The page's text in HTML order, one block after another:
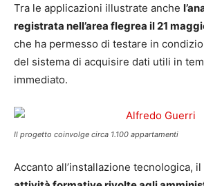
Tra le applicazioni illustrate anche
registrata nell’area flegrea il 21
che ha permesso di testare in
del sistema di acquisire dati utili in
immediato.
Il progetto coinvolge circa 1.100 appartamenti
Accanto all’installazione tecnologica,